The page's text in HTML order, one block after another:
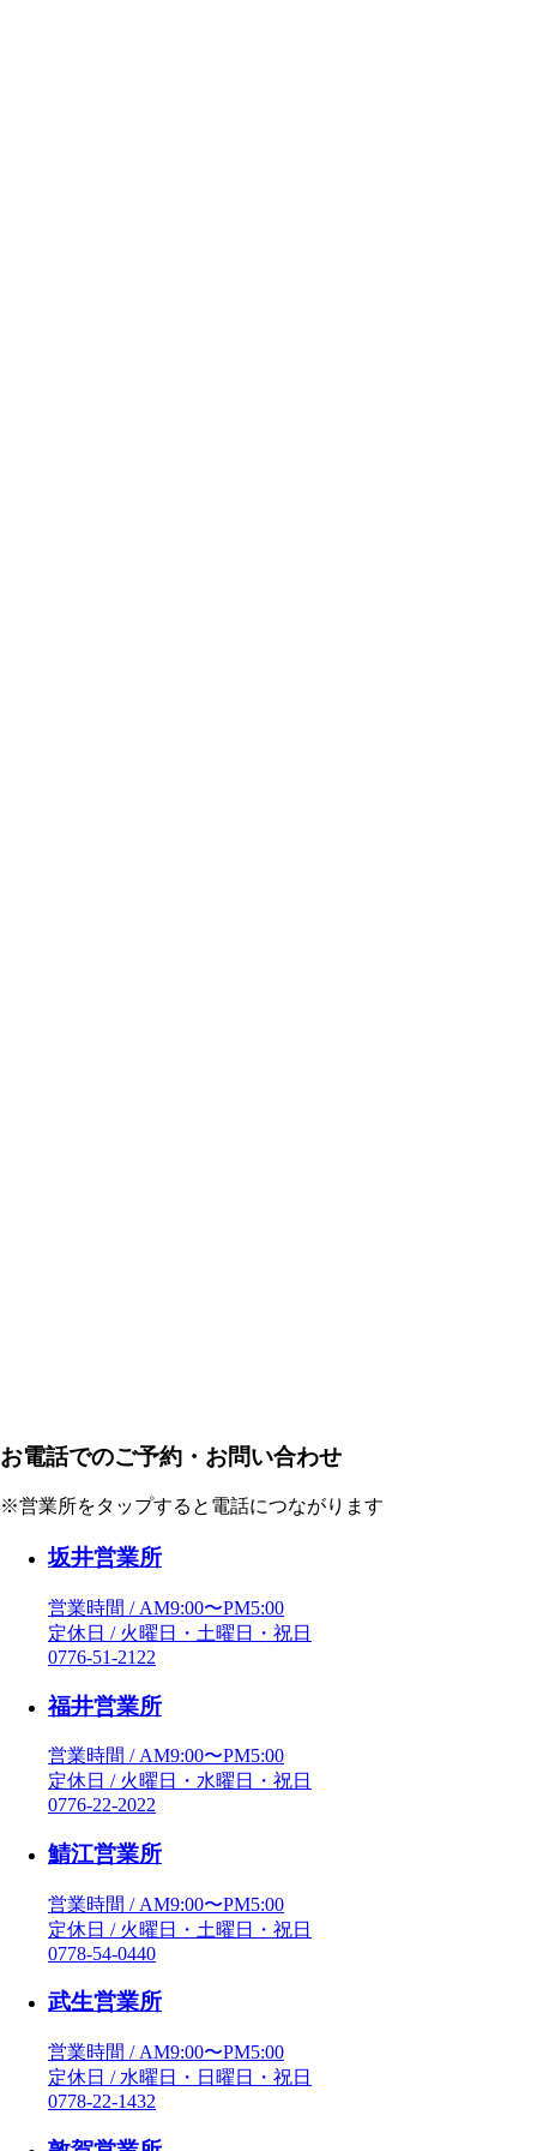
お電話でのご予約・お問い合わせ
※営業所をタップすると電話につながります
坂井営業所
営業時間 / AM9:00〜PM5:00
定休日 / 火曜日・土曜日・祝日
0776-51-2122
福井営業所
営業時間 / AM9:00〜PM5:00
定休日 / 火曜日・水曜日・祝日
0776-22-2022
鯖江営業所
営業時間 / AM9:00〜PM5:00
定休日 / 火曜日・土曜日・祝日
0778-54-0440
武生営業所
営業時間 / AM9:00〜PM5:00
定休日 / 水曜日・日曜日・祝日
0778-22-1432